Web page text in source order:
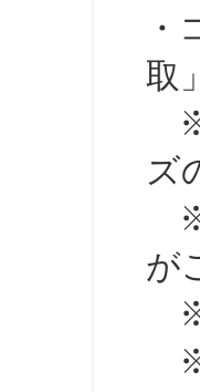
・
取
※コ
ズ
※ク
が
※一
※「